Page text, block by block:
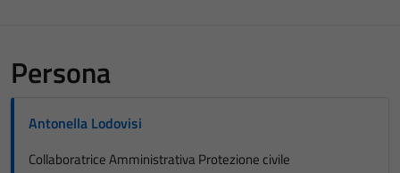
Persona
Antonella Lodovisi
Collaboratrice Amministrativa Protezione civile